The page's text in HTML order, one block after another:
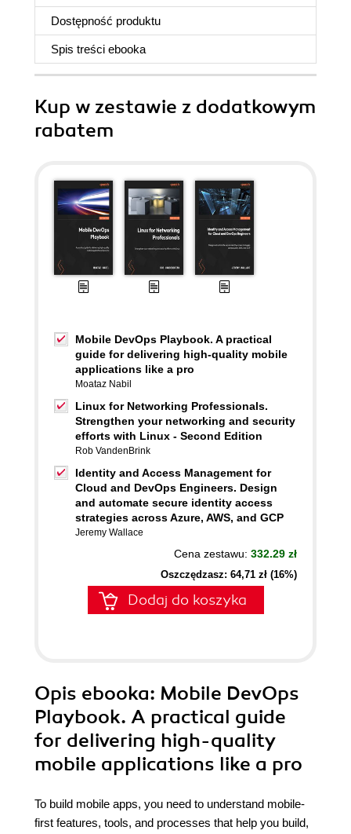
Dostępność produktu
Spis treści ebooka
Kup w zestawie z dodatkowym
rabatem
Mobile DevOps Playbook. A practical
guide for delivering high-quality mobile
applications like a pro
Moataz Nabil
Linux for Networking Professionals.
Strengthen your networking and security
efforts with Linux - Second Edition
Rob VandenBrink
Identity and Access Management for
Cloud and DevOps Engineers. Design
and automate secure identity access
strategies across Azure, AWS, and GCP
Jeremy Wallace
Cena zestawu: 332.29 zł
Oszczędzasz: 64,71 zł (16%)
Dodaj do koszyka
Opis ebooka: Mobile DevOps
Playbook. A practical guide
for delivering high-quality
mobile applications like a pro
To build mobile apps, you need to understand mobile-
first features, tools, and processes that help you build,